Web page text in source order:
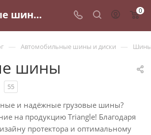
Грузовые шины Triangle - купить по выгодным ценам в Санкт-Петербурге 0
— Автомобильные шины и диски — Шины
шины
55
и надёжные грузовые шины?
на продукцию Triangle! Благодаря
протектора и оптимальному